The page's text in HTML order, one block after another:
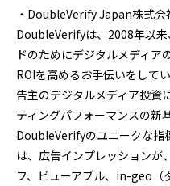
・DoubleVerify Japan株式会
DoubleVerifyは、2008年以
ドのためにデジタルメディア
ROIを高めるお手伝いをして
告主のデジタルメディア投資
ティングパフォーマンスの新
DoubleVerifyのユニークな
は、広告インプレッションが
フ、ビューアブル、in-geo（